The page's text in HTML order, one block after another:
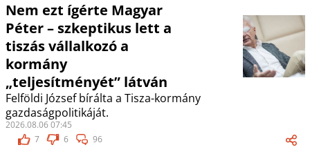
Nem ezt ígérte Magyar
Péter – szkeptikus lett a
tiszás vállalkozó a
kormány
„teljesítményét” látván
Felföldi József bírálta a Tisza-kormány
gazdaságpolitikáját.
2026.08.06 07:45
7
6 96